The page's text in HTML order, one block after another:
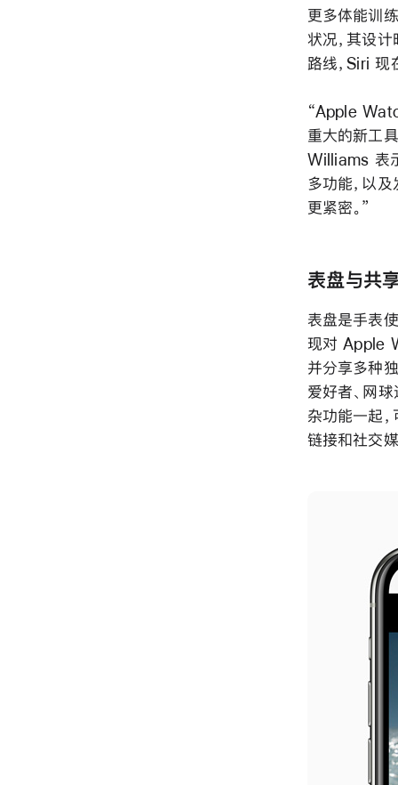
更多体能训
状况，其设
路线，Siri 现
“Apple
重大的新工
Williams 表
多功能，以
更紧密。”
表盘与共
表盘是手表
现对 Apple
并分享多种
爱好者、网
杂功能一起
链接和社交